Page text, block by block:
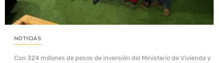
NOTICIAS
Con 324 millones de pesos de inversión del Ministerio de Vivienda y